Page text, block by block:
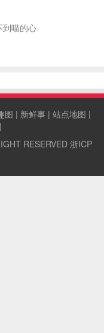
到喵的心
图 | 新鲜事 | 站点地图 |
|
RESERVED浙ICP